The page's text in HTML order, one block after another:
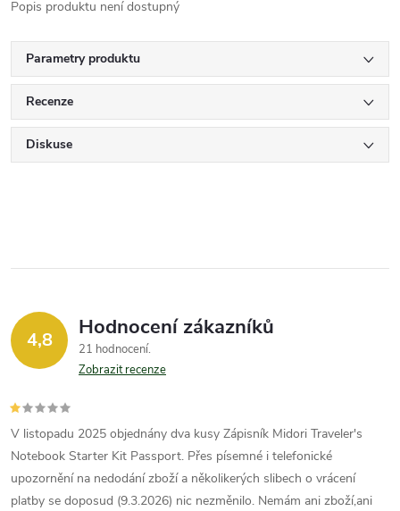
Popis produktu není dostupný
Parametry produktu
Recenze
Diskuse
4,8 Hodnocení zákazníků
21 hodnocení
Zobrazit recenze
V listopadu 2025 objednány dva kusy Zápisník Midori Traveler's
Notebook Starter Kit Passport. Přes písemné i telefonické
upozornění na nedodání zboží a několikerých slibech o vrácení
platby se doposud (9.3.2026) nic nezměnilo. Nemám ani zboží,ani